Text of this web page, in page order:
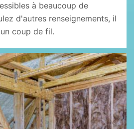
à beaucoup de
d'autres renseignements, il
coup de fil.